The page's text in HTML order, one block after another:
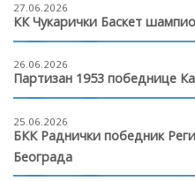
27.06.2026
КК Чукарички Баскет
26.06.2026
Партизан 1953 победнице
25.06.2026
БКК Раднички победник
Београда